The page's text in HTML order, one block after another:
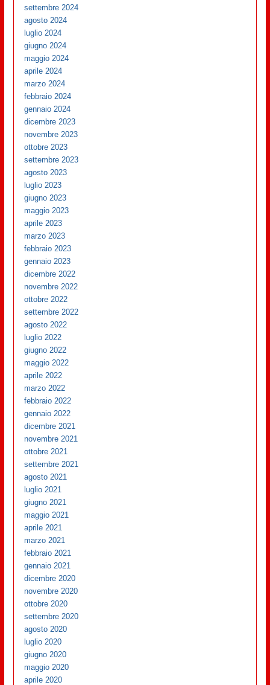
settembre 2024
agosto 2024
luglio 2024
giugno 2024
maggio 2024
aprile 2024
marzo 2024
febbraio 2024
gennaio 2024
dicembre 2023
novembre 2023
ottobre 2023
settembre 2023
agosto 2023
luglio 2023
giugno 2023
maggio 2023
aprile 2023
marzo 2023
febbraio 2023
gennaio 2023
dicembre 2022
novembre 2022
ottobre 2022
settembre 2022
agosto 2022
luglio 2022
giugno 2022
maggio 2022
aprile 2022
marzo 2022
febbraio 2022
gennaio 2022
dicembre 2021
novembre 2021
ottobre 2021
settembre 2021
agosto 2021
luglio 2021
giugno 2021
maggio 2021
aprile 2021
marzo 2021
febbraio 2021
gennaio 2021
dicembre 2020
novembre 2020
ottobre 2020
settembre 2020
agosto 2020
luglio 2020
giugno 2020
maggio 2020
aprile 2020